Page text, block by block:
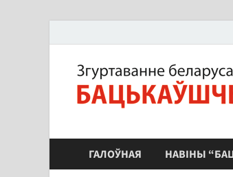
ЗБС "Бацькаўшчына"
ГАЛОЎНАЯ НАВІНЫ